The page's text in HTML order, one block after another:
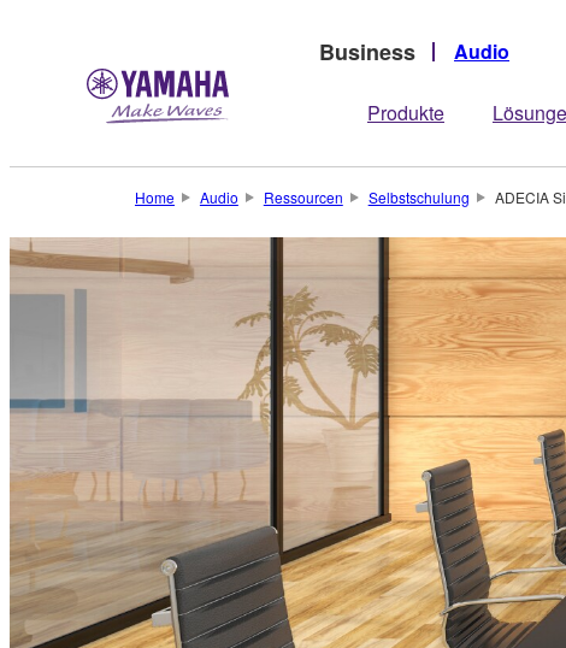
Business Audio
Produkte
Home Audio Ressourcen Selbstschulung ADECIA